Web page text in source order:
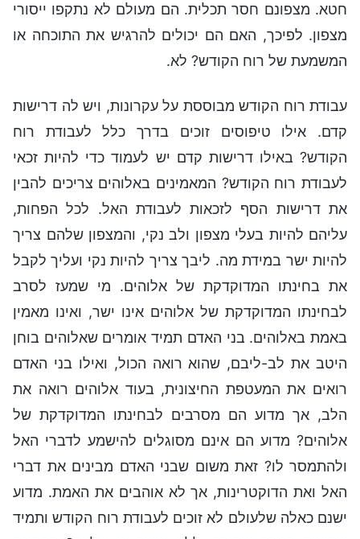
חטא. מצפונם חסר תכלית. הם מעולם לא נתקפו ייסורי
מצפון. לפיכך, האם הם יכולים להרגיש את התוכחה או
המשמעת של רוח הקודש? לא.
עבודת רוח הקודש מבוססת על עקרונות, ויש לה דרישות
קדם. אילו טיפוסים זוכים בדרך כלל לעבודת רוח
הקודש? באילו דרישות קדם יש לעמוד כדי להיות זכאי
לעבודת רוח הקודש? המאמינים באלוהים צריכים להבין
את דרישות הסף לזכאות לעבודת האל. לכל הפחות,
עליהם להיות בעלי מצפון ולב נקי, והמצפון שלהם צריך
להיות ישר במידת מה. ליבך צריך להיות נקי ועליך לקבל
את בחינתו המדוקדקת של אלוהים. מי שמעז לסרב
לבחינתו המדוקדקת של אלוהים אינו ישר, ואינו מאמין
באמת באלוהים. בני האדם תמיד אומרים שאלוהים בוחן
היטב את לב-ליבם, שהוא רואה הכול, ואילו בני האדם
רואים את המעטפת החיצונית, בעוד אלוהים רואה את
הלב, אך מדוע הם מסרבים לבחינתו המדוקדקת של
אלוהים? מדוע הם אינם מסוגלים להישמע לדברי האל
ולהתמסר לו? זאת משום שבני האדם מבינים את דברי
האל ואת הדוקטרינות, אך לא אוהבים את האמת. מדוע
ישנם כאלה שלעולם לא זוכים לעבודת רוח הקודש ותמיד